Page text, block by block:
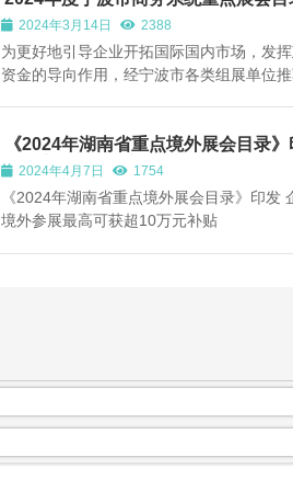
示 2024年3月14日 2388
为更好地引导企业开拓国际国内市场，发
资金的导向作用，经宁波市各类组展单位
有问题或建议请及时与宁波市商务局对外
进处联系，电话：89387083，89387081。
《2024年湖南省重点境外展会目录》
企业境外参展最高可获超10万元补贴
2024年4月7日 1754
《2024年湖南省重点境外展会目录》印发
境外参展最高可获超10万元补贴